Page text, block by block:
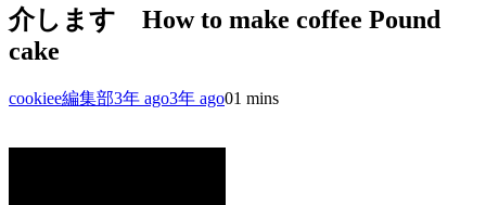
介します How to make coffee Pound
cake
cookiee編集部3年 ago3年 ago01 mins